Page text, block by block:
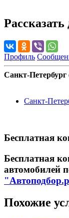
Рассказать
Профиль
Санкт-Петербург
Санкт-
Бесплатная
Бесплатная
автомобилей
Похожие